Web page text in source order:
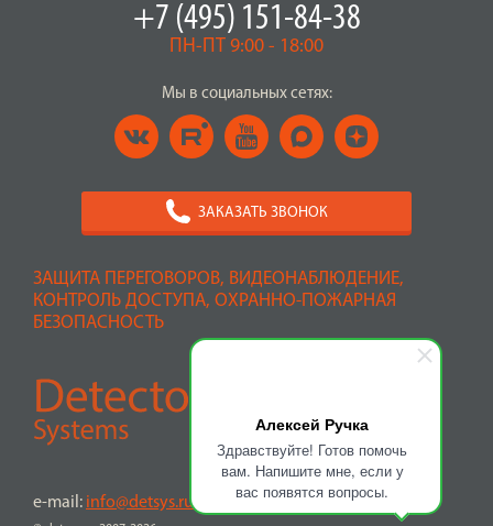
Алексей Ручка
Здравствуйте! Готов помочь
вам. Напишите мне, если у
вас появятся вопросы.
ЗАЩИТА ПЕРЕГОВОРОВ, ВИДЕОНАБЛЮДЕНИЕ,
КОНТРОЛЬ ДОСТУПА, ОХРАННО-ПОЖАРНАЯ
БЕЗОПАСНОСТЬ
e-mail: info@detsys.ru
+7 (495) 151-84-38
ПН-ПТ 9:00 - 18:00
Мы в социальных сетях:
ЗАКАЗАТЬ ЗВОНОК